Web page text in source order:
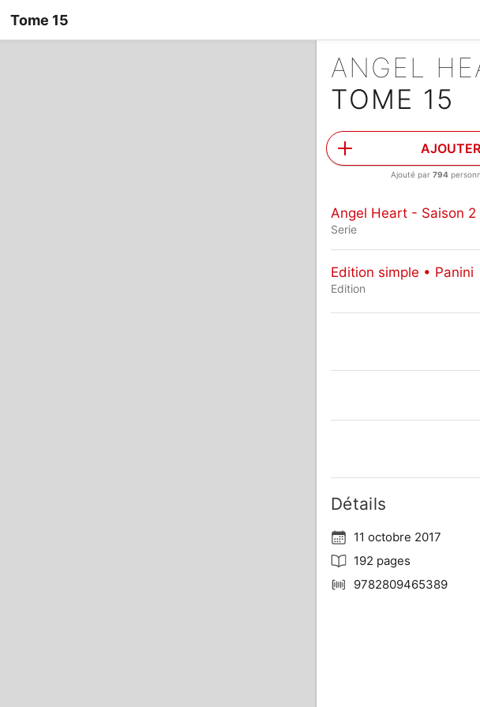
Tome 15
ANGEL
TOME 15
AJOUTER
Ajouté par794
Angel Heart - Saison 2
Serie
Edition simple • Panini
Edition
Détails
11 octobre 2017
192 pages
9782809465389